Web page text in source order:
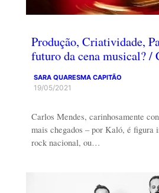
Produção, Criatividade,
futuro da cena musical? /
SARA QUARESMA CAPITÃO
19/05/2021
Carlos Mendes, carinhosamente
mais chegados – por Kaló, é figura
rock nacional, ou…